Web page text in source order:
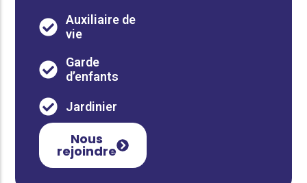
Auxiliaire de
vie
Garde
d’enfants
Jardinier
Nous
rejoindre